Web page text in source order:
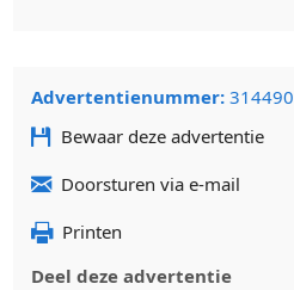
Advertentienummer: 314490
Bewaar deze advertentie
Doorsturen via e-mail
Printen
Deel deze advertentie